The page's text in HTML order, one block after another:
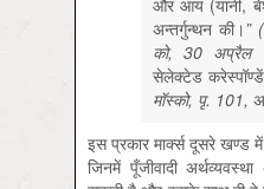
औरआय (यानी,
अन्तर्गुन्थन की। ”
को, 30 अप्रैल
सेलेक्टेड
मॉस्को, पृ. 101,
इस प्रकार मार्क्स दूसरे खण्ड
जिनमें पूँजीवादी